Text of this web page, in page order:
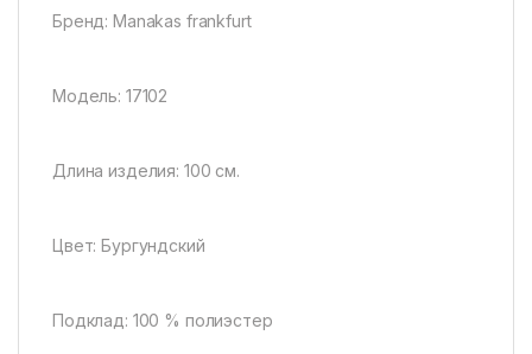
Бренд: Manakas frankfurt
Модель: 17102
Длина изделия: 100 см.
Цвет: Бургундский
Подклад: 100 % полиэстер